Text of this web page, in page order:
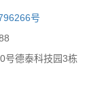
号
号德泰科技园3栋